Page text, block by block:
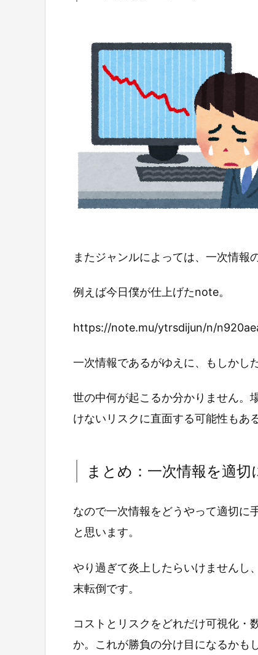
またジャンルによっては、一次情報
例えば今日僕が仕上げたnote。
https://note.mu/ytrsdijun/n/
一次情報であるがゆえに、もしかし
世の中何が起こるか分かりません。
けないリスクに直面する可能性もあ
まとめ：一次情報を適切
なので一次情報をどうやって適切に
と思います。
やり過ぎて炎上したらいけませんし
末転倒です。
コストとリスクをどれだけ可視化・
か。これが勝負の分け目になるかも